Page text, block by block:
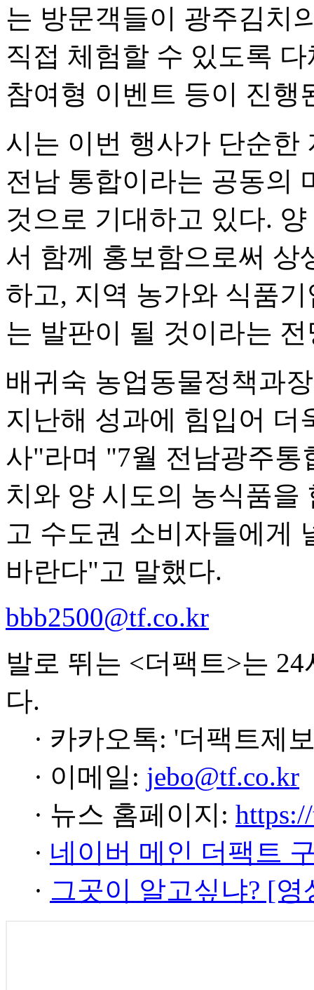
는 방문객들이 광주김치
직접 체험할 수 있도록
참여형 이벤트 등이 진행
시는 이번 행사가 단순한
전남 통합이라는 공동의
것으로 기대하고 있다.
서 함께 홍보함으로써 상
하고, 지역 농가와 식품
는 발판이 될 것이라는
배귀숙 농업동물정책과
지난해 성과에 힘입어 더
사"라며 "7월 전남광주
치와 양 시도의 농식품을
고 수도권 소비자들에게
바란다"고 말했다.
bbb2500@tf.co.kr
발로 뛰는 <더팩트>는
다.
· 카카오톡: '더팩트제
· 이메일: jebo@tf.co.kr
· 뉴스 홈페이지:
· 네이버 메인 더팩트
· 그곳이 알고싶냐? [